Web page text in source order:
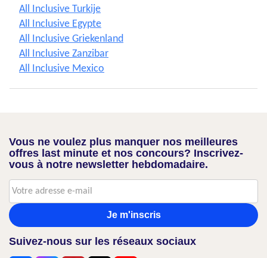
All Inclusive Turkije
All Inclusive Egypte
All Inclusive Griekenland
All Inclusive Zanzibar
All Inclusive Mexico
Vous ne voulez plus manquer nos meilleures
offres last minute et nos concours? Inscrivez-
vous à notre newsletter hebdomadaire.
Je m'inscris
Suivez-nous sur les réseaux sociaux